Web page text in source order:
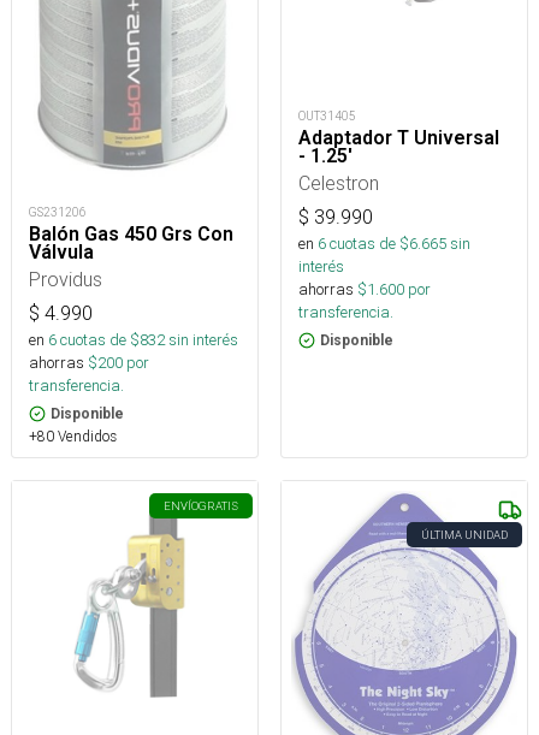
GS231206
Balón Gas 450 Grs Con
Válvula
Providus
$ 4.990
en 6cuotas de $832sin interés
ahorras $200 por
transferencia.
Disponible
+80 Vendidos
OUT31405
Adaptador T Universal
- 1.25'
Celestron
$ 39.990
en 6cuotas de $6.665sin
interés
ahorras $1.600 por
transferencia.
Disponible
ENVÍOGRATIS
ÚLTIMA UNIDAD